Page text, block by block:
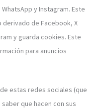
y Instagram. Este
de Facebook, X
y guarda cookies. Este
para anuncios
estas redes sociales (que
que hacen con sus